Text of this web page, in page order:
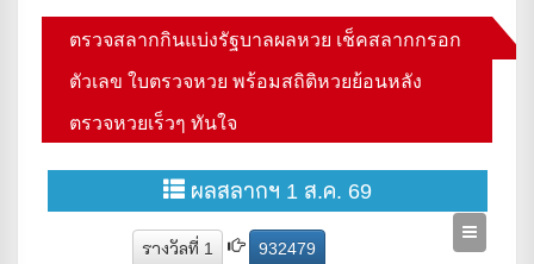
ตรวจสลากกินแบ่งรัฐบาลผลหวย เช็คสลากกรอก
ตัวเลข ใบตรวจหวย พร้อมสถิติหวยย้อนหลัง
ตรวจหวยเร็วๆ ทันใจ